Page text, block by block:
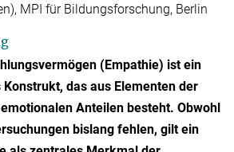
MPI für Bildungsforschung, Berlin
(Empathie) ist ein
das aus Elementen der
Anteilen besteht. Obwohl
bislang fehlen, gilt ein